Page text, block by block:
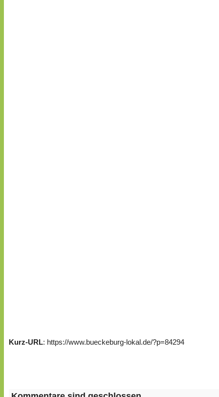
Kurz-URL: https://www.bueckeburg-lokal.de/?p=84294